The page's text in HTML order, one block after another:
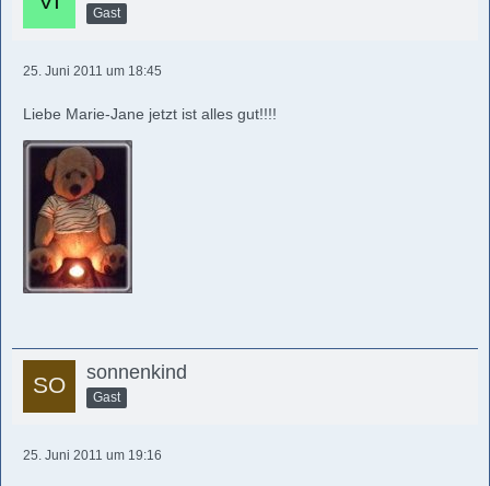
Gast
25. Juni 2011 um 18:45
Liebe Marie-Jane jetzt ist alles gut!!!!
sonnenkind
Gast
25. Juni 2011 um 19:16